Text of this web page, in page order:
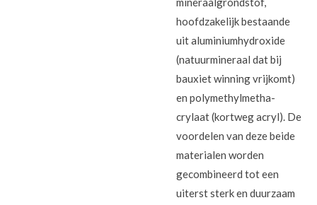
hoofdzakelijk bestaande
uit aluminiumhydroxide
(natuurmineraal dat bij
bauxiet winning vrijkomt)
en polymethylmetha-
crylaat (kortweg acryl). De
voordelen van deze beide
materialen worden
gecombineerd tot een
uiterst sterk en duurzaam